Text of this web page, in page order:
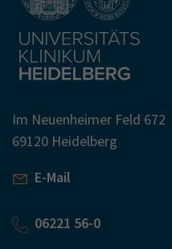
Im Neuenheimer Feld 672
69120 Heidelberg
E-Mail
06221 56-0